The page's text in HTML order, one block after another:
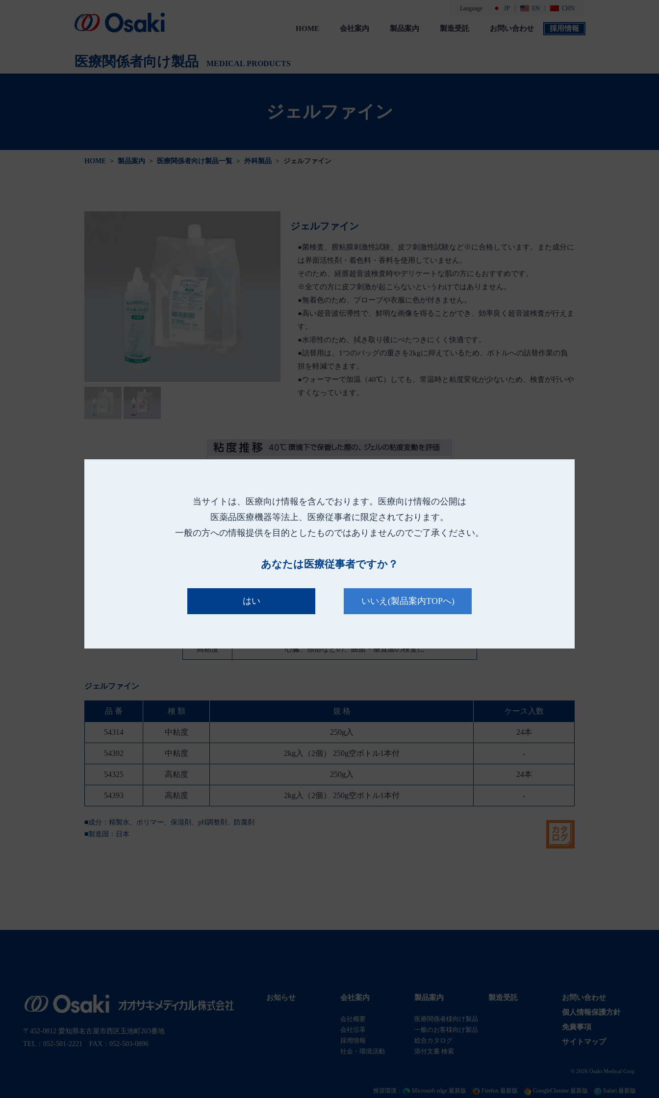
当サイトは、医療向け情報を含んでおります。
医療向け情報の公開は
医薬品医療機器等法上、医療従事者に限定されております。
一般の方への情報提供を目的としたものではありませんのでご了承ください。
あなたは医療従事者ですか？
はい いいえ (製品案内TOPへ)
Language JP EN CHN
HOME
会社案内
製品案内
製造受託 お問い合わせ 採用情報
医療関係者向け製品 MEDICAL PRODUCTS
ジェルファイン
HOME > 製品案内 > 医療関係者向け製品一覧 > 外科製品 > ジェルファイン
ジェルファイン
●菌検査、膣粘膜刺激性試験、皮フ刺激性試験など※に合格しています。また成分に
は界面活性剤・着色料・香料を使用していません。
そのため、経膣超音波検査時やデリケートな肌の方にもおすすめです。
※全ての方に皮フ刺激が起こらないというわけではありません。
●無着色のため、プローブや衣服に色が付きません。
●高い超音波伝導性で、鮮明な画像を得ることができ、効率良く超音波検査が行えま
す。
●水溶性のため、拭き取り後にべたつきにくく快適です。
●詰替用は、1つのバッグの重さを2kgに抑えているため、ボトルへの詰替作業の負
担を軽減できます。
●ウォーマーで加温（40℃）しても、常温時と粘度変化が少ないため、検査が行いや
すくなっています。
用途・使用部位
高粘度 心臓、頸部などの、曲面・垂直面の検査に
ジェルファイン
品 番 種 類 規 格 ケース入数
54314 中粘度 250g入 24本
54392 中粘度 2kg入（2個） 250g空ボトル1本付 -
54325 高粘度 250g入 24本
54393 高粘度 2kg入（2個） 250g空ボトル1本付 -
■成分：精製水、ポリマー、保湿剤、pH調整剤、防腐剤
■製造国： 日本
〒452-0812 愛知県名古屋市西区玉池町203番地
TEL：052-501-2221 FAX：052-503-0896
お知らせ 会社案内
会社概要
会社沿革
採用情報
社会・環境活動
製品案内
医療関係者様向け製品
一般のお客様向け製品
総合カタログ
添付文書 検索
製造受託
お問い合わせ
個人情報保護方針
免責事項
サイトマップ
© 2026 Osaki Medical Corp.
推奨環境： Microsoft edge 最新版 Firefox 最新版 GoogleChrome 最新版 Safari 最新版